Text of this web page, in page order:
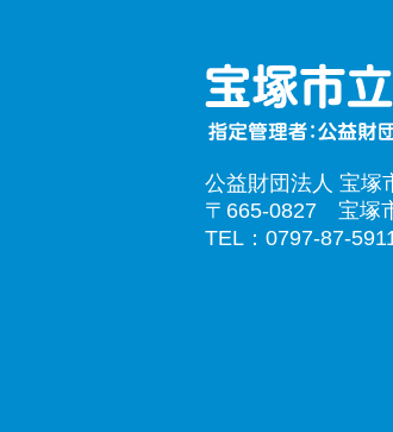
公益財団法人 宝塚
〒665-0827 宝塚
TEL：0797-87-